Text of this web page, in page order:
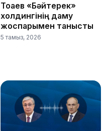
Тоқаев «Бәйтерек»
холдингінің даму
жоспарымен танысты
5 тамыз, 2026